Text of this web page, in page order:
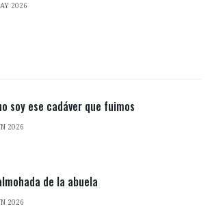
2026
soy ese cadáver que fuimos
2026
de la abuela
2026